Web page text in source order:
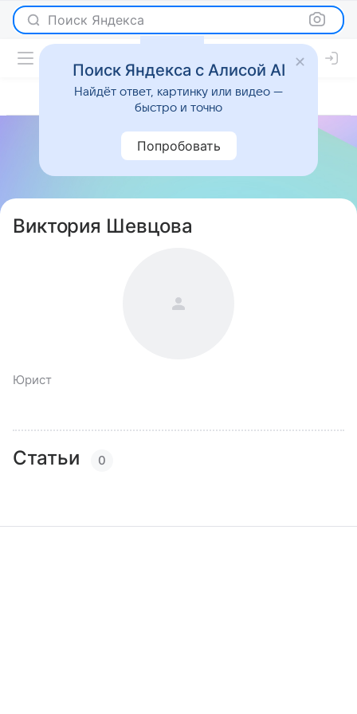
Поиск Яндекса
Виктория Шевцова
Юрист
Статьи 0
Поиск Яндекса с Алисой AI
Найдёт ответ, картинку или видео —
быстро и точно
Попробовать